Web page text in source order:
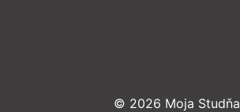
© 2026 Moja Studňa